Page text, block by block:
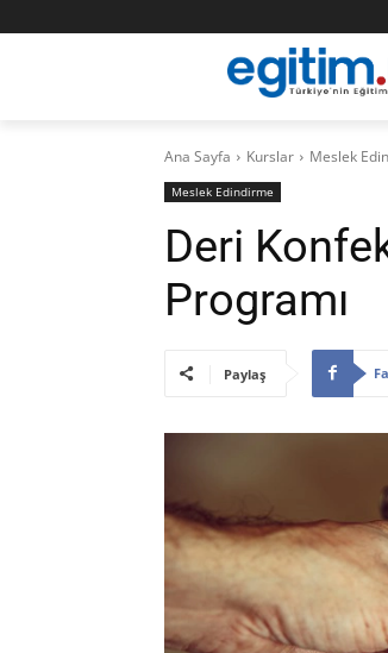
Ana Sayfa Kurslar Meslek
Meslek Edindirme
Deri
Programı
Paylaş